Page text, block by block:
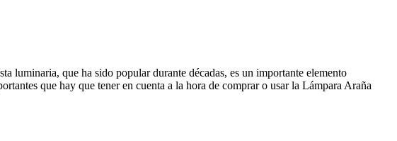
luminaria, que ha sido popular durante décadas, es un importante elemento
que hay que tener en cuenta a la hora de comprar o usar la Lámpara Araña